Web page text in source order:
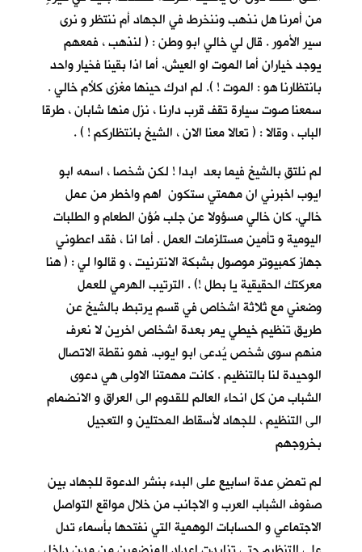
من أمرنا هل نذهب وننخرط في الجهاد أم ننتظر و نرى
سير الأمور . قال لي خالي ابو وطن : ( لنذهب ، فمعهم
يوجد خياران أما الموت او العيش. أما اذا بقينا فخيار واحد
بانتظارنا هو : الموت ! ). لم ادرك حينها مغزى كلأم خالي .
سمعنا صوت سيارة تقف قرب دارنا ، نزل منها شابان ، طرقا
الباب ، وقالا : ( تعالا معنا الان ، الشيخ بانتظاركم ! ) .
لم نلتقِ بالشيخ فيما بعد ابدا ! لكن شخصا ، اسمه ابو
ايوب اخبرني ان مهمتي ستكون اهم واخطر من عمل
خالي. كان خالي مسؤولا عن جلب مُؤن الطعام و الطلبات
اليومية و تأمين مستلزمات العمل . أما انا ، فقد اعطوني
جهاز كمبيوتر موصول بشبكة الانترنيت ، و قالوا لي : ( هنا
معركتك الحقيقية يا بطل !) . الترتيب الهرمي للعمل
وضعني مع ثلاثة اشخاص في قسم يرتبط بالشيخ عن
طريق تنظيم خيطي يمر بعدة اشخاص اخرين لا نعرف
منهم سوى شخص يُدعى ابو ايوب. فهو نقطة الاتصال
الوحيدة لنا بالتنظيم . كانت مهمتنا الاولى هي دعوى
الشباب من كل انحاء العالم للقدوم الى العراق و الانضمام
الى التنظيم ، للجهاد لأسقاط المحتلين و التعجيل
بخروجهم
لم تمضِ عدة اسابيع على البدء بنشر الدعوة للجهاد بين
صفوف الشباب العرب و الاجانب من خلال مواقع التواصل
الاجتماعي و الحسابات الوهمية التي نفتحها بأسماء تدل